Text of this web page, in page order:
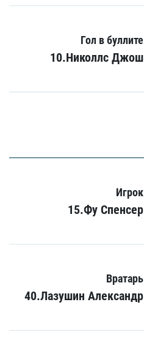
Гол в буллите
10.Николлс Джош
Игрок
15.Фу Спенсер
Вратарь
40.Лазушин Александр